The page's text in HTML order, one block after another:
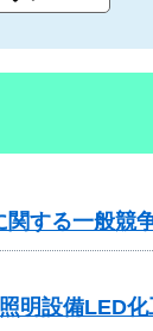
関する一般競
明設備LED化